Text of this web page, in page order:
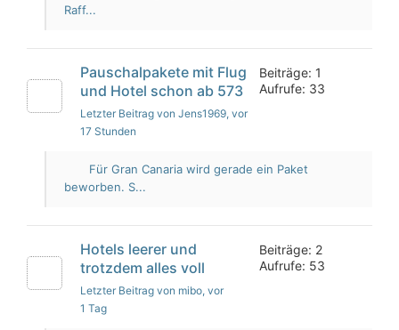
Raff...
Pauschalpakete mit Flug
und Hotel schon ab 573
Letzter Beitrag von Jens1969, vor
17 Stunden
Beiträge: 1
Aufrufe: 33
Für Gran Canaria wird gerade ein Paket
beworben. S...
Hotels leerer und
trotzdem alles voll
Letzter Beitrag von mibo, vor
1 Tag
Beiträge: 2
Aufrufe: 53